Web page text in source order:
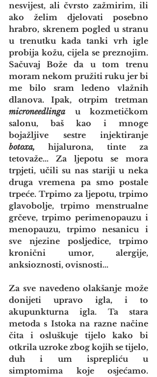
nesvijest, ali čvrsto zažmirim, ili
ako želim djelovati posebno
hrabro, skrenem pogled u stranu
u trenutku kada tanki vrh igle
probija kožu, cijela se preznojim.
Sačuvaj Bože da u tom trenu
moram nekom pružiti ruku jer bi
me bilo sram ledeno vlažnih
microneedlinga u kozmetičkom
salonu, baš kao i mnoge
botoxa, hijalurona, tinte za
tetovaže… Za ljepotu se mora
trpjeti, učili su nas stariji u neka
druga vremena pa smo postale
trpeće. Trpimo za ljepotu, trpimo
glavobolje, trpimo menstrualne
grčeve, trpimo perimenopauzu i
menopauzu, trpimo nesanicu i
sve njezine posljedice, trpimo
kronični umor, alergije,
anksioznosti, ovisnosti…
Za sve navedeno olakšanje može
donijeti upravo igla, i to
akupunkturna igla. Ta stara
metoda s Istoka na razne načine
čita i osluškuje tijelo kako bi
otkrila uzroke zbog kojih se tijelo,
duh i um isprepliću u
simptomima koje osjećamo.